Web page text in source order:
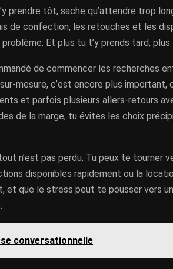
prendre tôt, sache qu’attendre trop
de confection, les retouches et les
Et plus tu t’y prends tard, plus
de commencer les recherches
mesure, c’est encore plus
et parfois plusieurs allers-retours
de la marge, tu évites les choix
n’est pas perdu. Tu peux te tourner
disponibles rapidement ou la
et que le stress peut te pousser vers
conversationnelle